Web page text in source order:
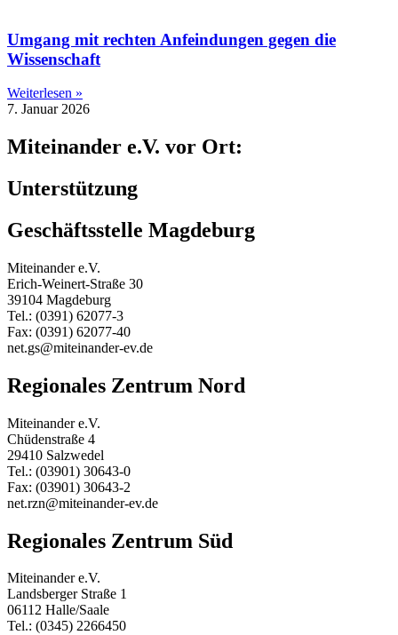
Umgang mit rechten Anfeindungen gegen die
Wissenschaft
Weiterlesen »
7. Januar 2026
Miteinander e.V. vor Ort:
Unterstützung
Geschäftsstelle Magdeburg
Miteinander e.V.
Erich-Weinert-Straße 30
39104 Magdeburg
Tel.: (0391) 62077-3
Fax: (0391) 62077-40
net.gs@miteinander-ev.de
Regionales Zentrum Nord
Miteinander e.V.
Chüdenstraße 4
29410 Salzwedel
Tel.: (03901) 30643-0
Fax: (03901) 30643-2
net.rzn@miteinander-ev.de
Regionales Zentrum Süd
Miteinander e.V.
Landsberger Straße 1
06112 Halle/Saale
Tel.: (0345) 2266450